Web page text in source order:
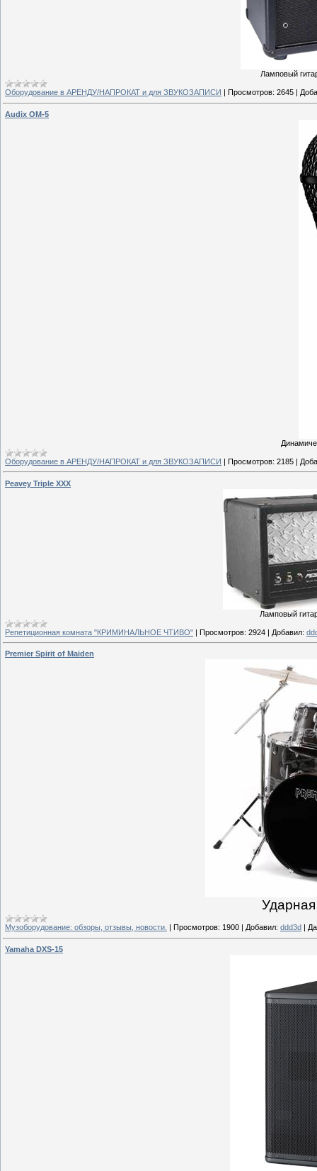
Ламповый
Оборудование в АРЕНДУ/НАПРОКАТ и для ЗВУКОЗАПИСИ Просмотров: 2645
Audix OM-5
Оборудование в АРЕНДУ/НАПРОКАТ и для ЗВУКОЗАПИСИ | Просмотров: 2185 |
Peavey Triple XXX
Ламповый
Репетиционная комната "КРИМИНАЛЬНОЕ ЧТИВО" | Просмотров: 2924 | Добавил:
Premier Spirit of Maiden
Музоборудование: обзоры, отзывы, новости. Просмотров: 1900 Добавил: ddd3d
Yamaha DXS-15